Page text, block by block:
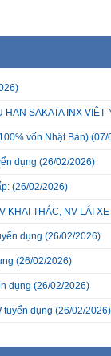
SAKATA INX
vốn Nhật Bản) (07/
dụng (26/02/2026)
(26/02/2026)
KHAI THÁC, NV LÁI
dụng (26/02/2026)
(26/02/2026)
dụng (26/02/2026)
tuyển dụng (26/02/2026)